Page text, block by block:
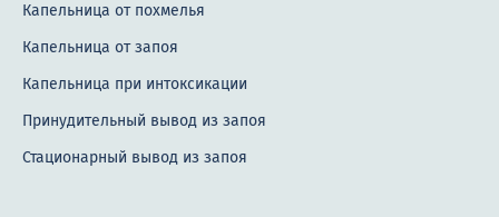
Капельница от похмелья
Капельница от запоя
Капельница при интоксикации
Принудительный вывод из запоя
Стационарный вывод из запоя